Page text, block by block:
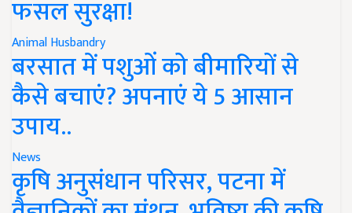
फसल सुरक्षा!
Animal Husbandry
बरसात में पशुओं को बीमारियों से
कैसे बचाएं? अपनाएं ये 5 आसान
उपाय..
News
कृषि अनुसंधान परिसर, पटना में